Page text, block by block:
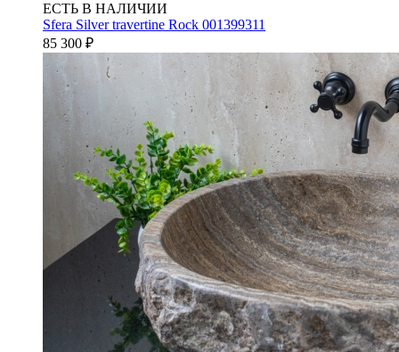
ЕСТЬ В НАЛИЧИИ
Sfera Silver travertine Rock 001399311
85 300 ₽